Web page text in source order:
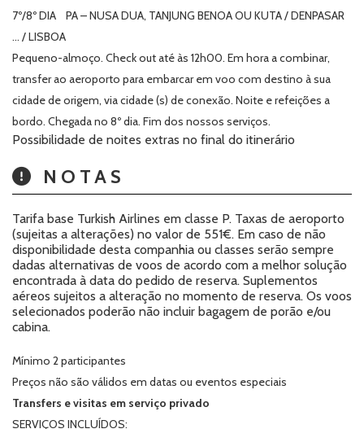
7º/8º DIA PA – NUSA DUA, TANJUNG BENOA OU KUTA / DENPASAR
… / LISBOA
Pequeno-almoço. Check out até às 12h00. Em hora a combinar,
transfer ao aeroporto para embarcar em voo com destino à sua
cidade de origem, via cidade (s) de conexão. Noite e refeições a
bordo. Chegada no 8º dia. Fim dos nossos serviços.
Possibilidade de noites extras no final do itinerário
NOTAS
Tarifa base Turkish Airlines em classe P. Taxas de aeroporto
(sujeitas a alterações) no valor de 551€. Em caso de não
disponibilidade desta companhia ou classes serão sempre
dadas alternativas de voos de acordo com a melhor solução
encontrada à data do pedido de reserva. Suplementos
aéreos sujeitos a alteração no momento de reserva. Os voos
selecionados poderão não incluir bagagem de porão e/ou
cabina.
Mínimo 2 participantes
Preços não são válidos em datas ou eventos especiais
Transfers e visitas em serviço privado
SERVIÇOS INCLUÍDOS: